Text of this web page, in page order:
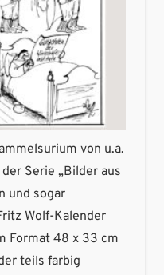
von u.a.
Serie „Bilder aus
und sogar
Wolf-Kalender
Format 48 x 33 cm
teils farbig